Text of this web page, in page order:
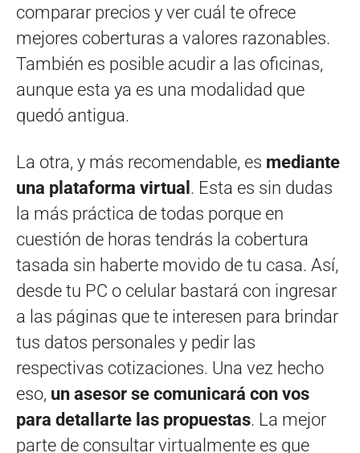
comparar precios y ver cuál te ofrece
mejores coberturas a valores razonables.
También es posible acudir a las oficinas,
aunque esta ya es una modalidad que
quedó antigua.
La otra, y más recomendable, es mediante
una plataforma virtual . Esta es sin dudas
la más práctica de todas porque en
cuestión de horas tendrás la cobertura
tasada sin haberte movido de tu casa. Así,
desde tu PC o celular bastará con ingresar
a las páginas que te interesen para brindar
tus datos personales y pedir las
respectivas cotizaciones. Una vez hecho
eso, un asesor se comunicará con vos
para detallarte las propuestas. La mejor
parte de consultar virtualmente es que